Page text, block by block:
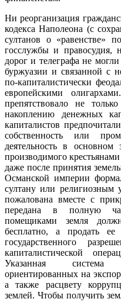
Ни реорганизация
кодекса Наполеона (с
султанов о «равенстве»
госслужбы и правосудия,
дорог и телеграфа не
буржуазии и связанной с
по-капиталистически
европейскими
препятствовало не
накоплению денежных
капиталистов
собственность или
деятельность в
производимого
даже после принятия
Османской империи
султану или
пожалована вместе с
передана в полную
помещиками земля
бесплатно, а продать
государственного
капиталистической
Указанная система
ориентированных на
а также расцвету
землей. Чтобы получить